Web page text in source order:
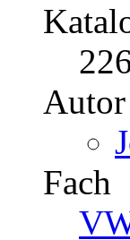
Autor
Fach